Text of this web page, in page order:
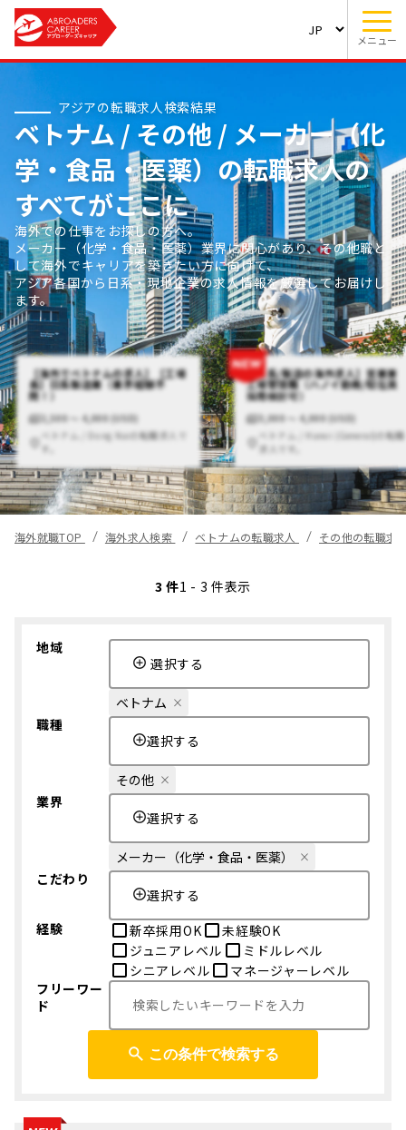
メニュー
アジアの転職求人検索結果
ベトナム / その他 / メーカー（化
学・食品・医薬）の転職求人の
すべてがここに
海外での仕事をお探しの方へ。
メーカー（化学・食品・医薬）業界に関心があり、その他職と
して海外でキャリアを築きたい方に向けて、
アジア各国から日系・現地企業の求人情報を厳選してお届けし
ます。
【海外でベトナムの求人】【工場
長】日系製造業（業界経験不
問！）
2,500 〜 4,000 (USD)
ベトナム / Dong Naiの転職求人で
す。
【日系/製造の海外求人】営業兼
工場管理職（ハノイ勤務/駐在員
採用検討可）
3,000 〜 4,000 (USD)
ベトナム / Hanoi (General)の転職
求人です。
海外就職TOP 海外求人検索 ベトナムの転職求人 その他の転職求
3 件1 - 3 件表示
地域
選択する
ベトナム
職種
選択する
その他
業界
選択する
メーカー（化学・食品・医薬）
こだわり
選択する
経験
新卒採用OK
未経験OK
ジュニアレベル
ミドルレベル
シニアレベル
マネージャーレベル
フリーワー
ド
この条件で検索する